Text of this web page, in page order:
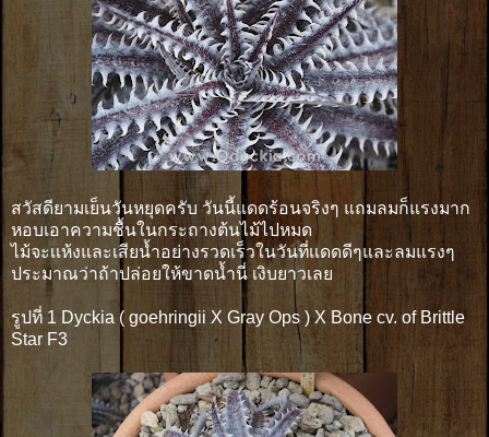
สวัสดียามเย็นวันหยุดครับ วันนี้แดดร้อนจริงๆ แถมลมก็แรงมาก
หอบเอาความชื้นในกระถางต้นไม้ไปหมด
ไม้จะเเห้งและเสียน้ำอย่างรวดเร็วในวันที่เเดดดีๆและลมแรงๆ
ประมาณว่าถ้าปล่อยให้ขาดน้ำนี่ เงิบยาวเลย
รูปที่ 1 Dyckia ( goehringii X Gray Ops ) X Bone cv. of Brittle
Star F3